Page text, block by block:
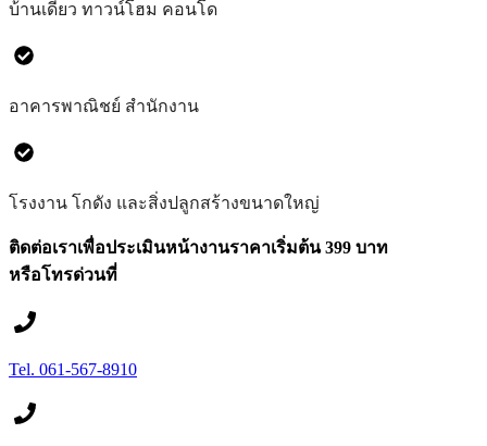
บ้านเดี่ยว ทาวน์โฮม คอนโด
อาคารพาณิชย์ สำนักงาน
โรงงาน โกดัง และสิ่งปลูกสร้างขนาดใหญ่
ติดต่อเราเพื่อประเมินหน้างานราคาเริ่มต้น 399 บาท
หรือโทรด่วนที่
Tel. 061-567-8910